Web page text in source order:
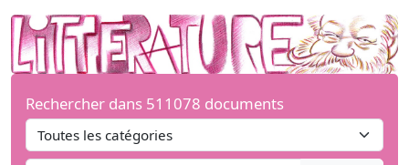
Rechercher dans 511078 documents